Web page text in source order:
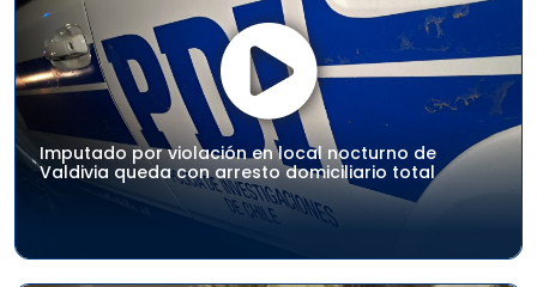
Imputado por violación en local nocturno de
Valdivia queda con arresto domiciliario total